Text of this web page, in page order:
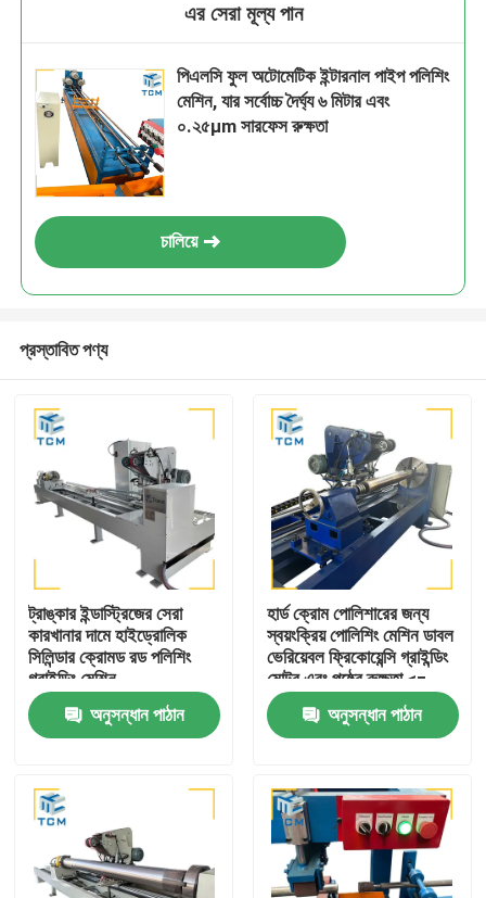
পণ্য
আমাদের সম্বন্ধে
এর সেরা মূল্য পান
পিএলসি ফুল অটোমেটিক ইন্টারনাল পাইপ পলিশিং
মেশিন, যার সর্বোচ্চ দৈর্ঘ্য ৬ মিটার এবং
০.২৫μm সারফেস রুক্ষতা
চালিয়ে
প্রস্তাবিত পণ্য
ট্রাঙ্কার ইন্ডাস্ট্রিজের সেরা
কারখানার দামে হাইড্রোলিক
সিলিন্ডার ক্রোমড রড পলিশিং
গ্রাইন্ডিং মেশিন
অনুসন্ধান পাঠান
হার্ড ক্রোম পোলিশারের জন্য
স্বয়ংক্রিয় পোলিশিং মেশিন ডাবল
ভেরিয়েবল ফ্রিকোয়েন্সি গ্রাইন্ডিং
মোটর এবং পৃষ্ঠের রুক্ষতা <=
0.25μm সহ
অনুসন্ধান পাঠান